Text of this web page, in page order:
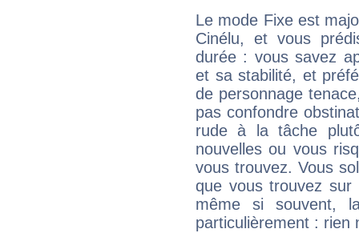
Le mode Fixe est
Cinélu, et vous
durée : vous savez
et sa stabilité, et
de personnage
pas confondre
rude à la tâche
nouvelles ou vous
vous trouvez. Vous
que vous trouvez
même si souvent,
particulièrement : rien